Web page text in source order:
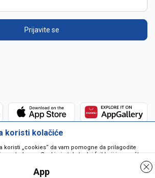
Prijavite se
koristi kolačiće
koristi „cookies“ da vam pomogne da prilagodite
potrebama. Cookie je tekstualni fajl koji je smešten
isporuče virus vašem računaru. Cookie-i su
i jedino mogu biti pročitani od strane web servera
App